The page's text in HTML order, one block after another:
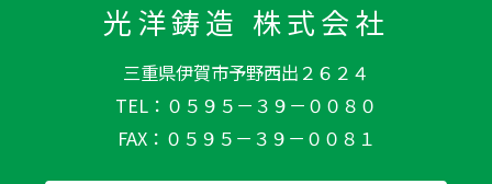
光洋鋳造 株式会社
三重県伊賀市予野西出２６２４
TEL
０５９５－３９－００８０
FAX
０５９５－３９－００８１